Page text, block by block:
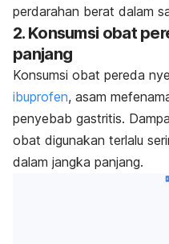
perdarahan berat dalam
2. Konsumsi obat
panjang
Konsumsi obat pereda
ibuprofen, asam
penyebab gastritis.
obat digunakan terlalu
dalam jangka panjang.